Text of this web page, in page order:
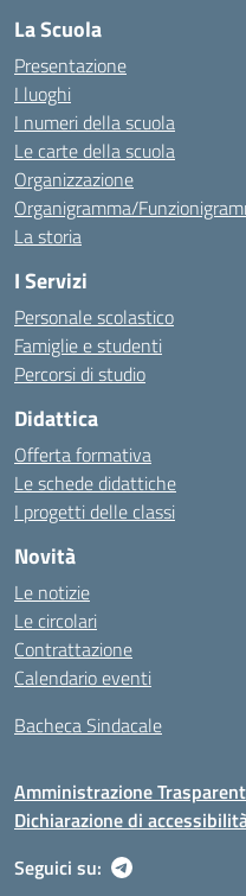
La Scuola
Presentazione
I luoghi
I numeri della scuola
Le carte della scuola
Organizzazione
Organigramma/
La storia
I Servizi
Personale scolastico
Famiglie e studenti
Percorsi di studio
Didattica
Offerta formativa
Le schede didattiche
I progetti delle classi
Novità
Le notizie
Le circolari
Contrattazione
Calendario eventi
Bacheca Sindacale
Amministrazione
Dichiarazione di
Seguici su: